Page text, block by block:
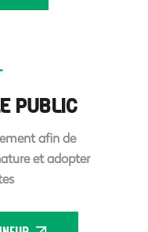
PUBLIC
afin de
et adopter